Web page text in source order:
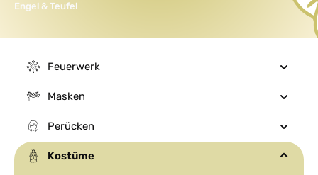
Engel & Teufel
Feuerwerk
Masken
Perücken
Kostüme